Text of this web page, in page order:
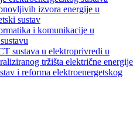
izvora energije u
sustav
i komunikacije u
sustava u elektroprivredi u
tržišta električne energije
i reforma elektroenergetskog